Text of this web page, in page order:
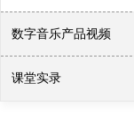
数字音乐产品视频
课堂实录